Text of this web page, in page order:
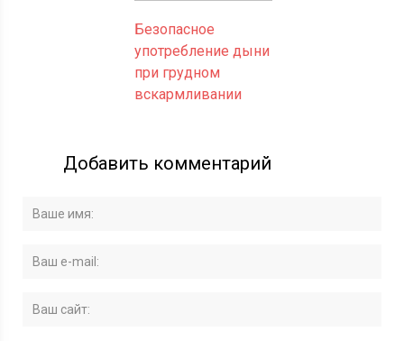
Безопасное
употребление дыни
при грудном
вскармливании
Добавить комментарий